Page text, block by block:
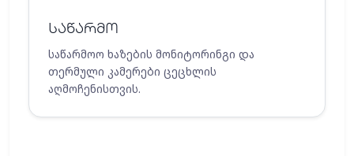
საწარმო
საწარმოო ხაზების მონიტორინგი და
თერმული კამერები ცეცხლის
აღმოჩენისთვის.